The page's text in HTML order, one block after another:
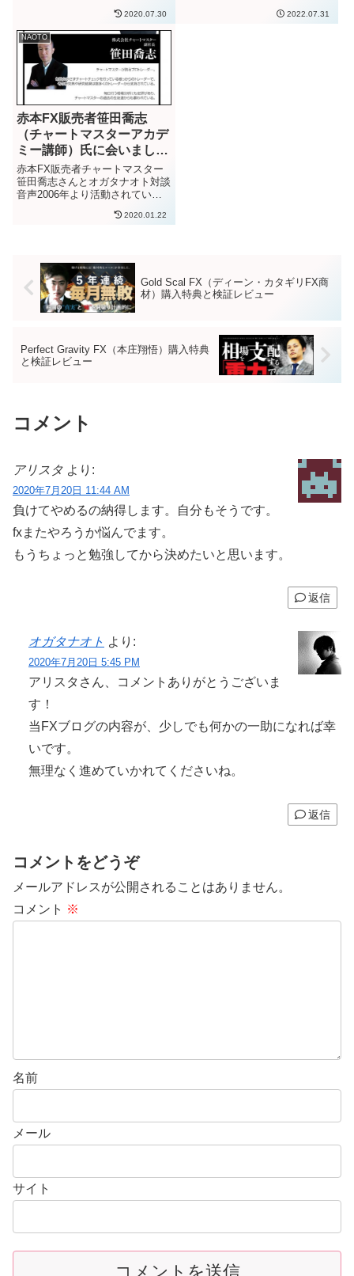
れているようです。（稀に本物の
修行僧みたいな性格の人もい...
2020.07.30
いること多し。）ずっと見てい
2022.07.31
NAOTO
赤本FX販売者笹田喬志
（チャートマスターアカデ
ミー講師）氏に会いまし
た。教材評価と勝てない理
由も…
赤本FX販売者チャートマスター
笹田喬志さんとオガタナオト対談
音声2006年より活動されている
ャートマスター」の副社長である
2020.01.22
Gold Scal FX（ディーン・カタギリFX商
材）購入特典と検証レビュー
Perfect Gravity FX（本庄翔悟）購入特典
と検証レビュー
コメント
アリスタ より:
2020年7月20日 11:44 AM
負けてやめるの納得します。自分もそうです。
fxまたやろうか悩んでます。
もうちょっと勉強してから決めたいと思います。
返信
オガタナオト より:
2020年7月20日 5:45 PM
アリスタさん、コメントありがとうございま
す！
当FXブログの内容が、少しでも何かの一助になれば幸
いです。
無理なく進めていかれてくださいね。
返信
コメントをどうぞ
メールアドレスが公開されることはありません。
コメント ※
名前
メール
サイト